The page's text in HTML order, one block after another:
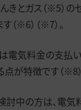
きとガス（※5）
（※6）（※7）。
電気料金の支払
が特徴です（※8）
討中の方は、電気